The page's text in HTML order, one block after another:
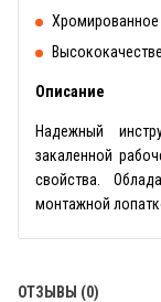
Хромированное
Описание
Надежный
закаленной
свойства.
монтажной
ОТЗЫВЫ (0)